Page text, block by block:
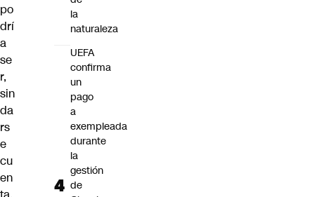
po
drí
a
se
r,
sin
da
rs
e
cu
en
la
naturaleza
UEFA
confirma
un
pago
a
exempleada
durante
la
gestión
de